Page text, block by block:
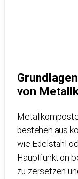
von
bestehen aus
wie Edelstahl
Hauptfunktion
zu zersetzen